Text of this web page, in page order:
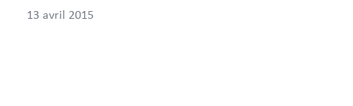
13 avril 2015